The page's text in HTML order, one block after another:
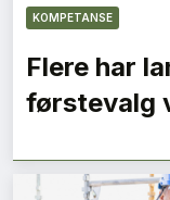
KOMPETANSE
Flere har
førstevalg